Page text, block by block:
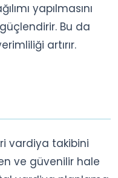
yapılmasını
Bu da
artırır.
vardiya takibini
ve güvenilir hale